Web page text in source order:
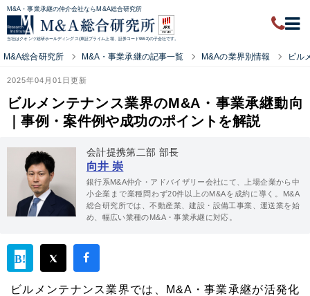
M&A・事業承継の仲介会社ならM&A総合研究所
当社はクオンツ総研ホールディングス(東証プライム上場、証券コード9552)の子会社です。
M&A総合研究所 M&A・事業承継の記事一覧 M&Aの業界別情報 ビル
2025年04月01日更新
ビルメンテナンス業界のM&A・事業承継動向
｜事例・案件例や成功のポイントを解説
会計提携第二部 部長
向井 崇
銀行系M&A仲介・アドバイザリー会社にて、上場企業から中
小企業まで業種問わず20件以上のM&Aを成約に導く。M&A
総合研究所では、不動産業、建設・設備工事業、運送業を始
め、幅広い業種のM&A・事業承継に対応。
ビルメンテナンス業界では、M&A・事業承継が活発化